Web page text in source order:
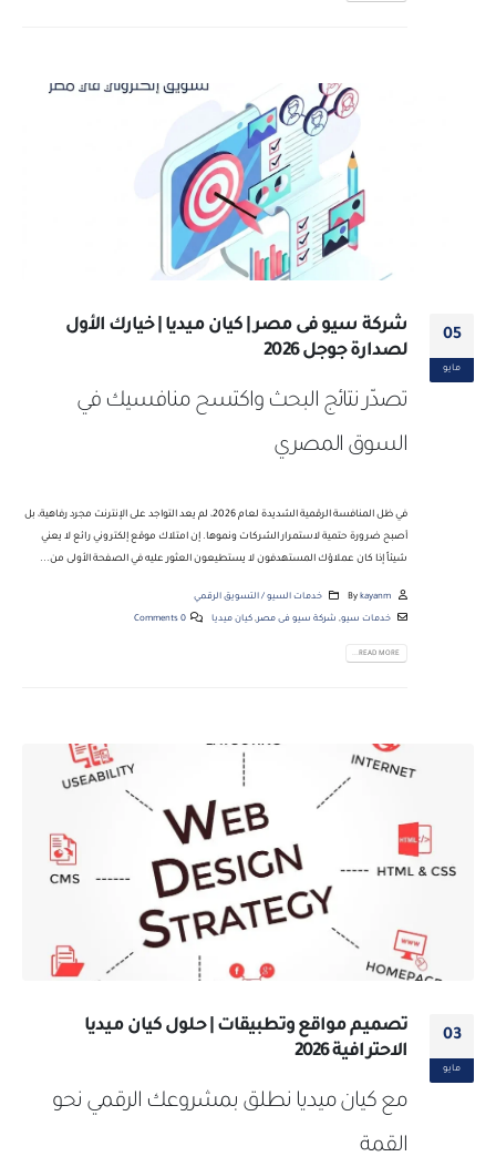
05
مايو
شركة سيو فى مصر | كيان ميديا | خيارك الأول
لصدارة جوجل 2026
تصدّر نتائج البحث واكتسح منافسيك في
السوق المصري
في ظل المنافسة الرقمية الشديدة لعام 2026، لم يعد التواجد على الإنترنت مجرد رفاهية، بل
أصبح ضرورة حتمية لاستمرار الشركات ونموها. إن امتلاك موقع إلكتروني رائع لا يعني
شيئاً إذا كان عملاؤك المستهدفون لا يستطيعون العثور عليه في الصفحة الأولى من...
By kayanm خدمات السيو / التسويق الرقمي
خدمات سيو, شركة سيو فى مصر, كيان ميديا 0 Comments
READ MORE...
03
مايو
تصميم مواقع وتطبيقات | حلول كيان ميديا
الاحترافية 2026
مع كيان ميديا نطلق بمشروعك الرقمي نحو
القمة